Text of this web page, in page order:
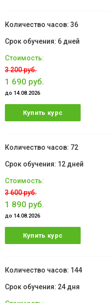
36
6 дней
3 200 руб.
1 690 руб.
до 14.08.2026
Купить курс
72
12 дней
3 600 руб.
1 890 руб.
до 14.08.2026
Купить курс
144
24 дня